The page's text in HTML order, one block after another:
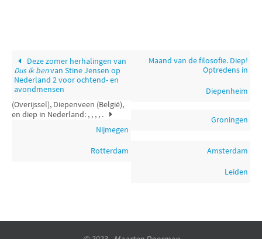
Deze zomer herhalingen van
Dus ik benvan Stine Jensen op
Nederland 2 voor ochtend- en
avondmensen
Maand van de filosofie. Diep!
Optredens in
Diepenheim
(Overijssel), Diepenveen (België),
en diep in Nederland:
Groningen
,
Nijmegen
,
Amsterdam
,
Rotterdam
,
Leiden
.